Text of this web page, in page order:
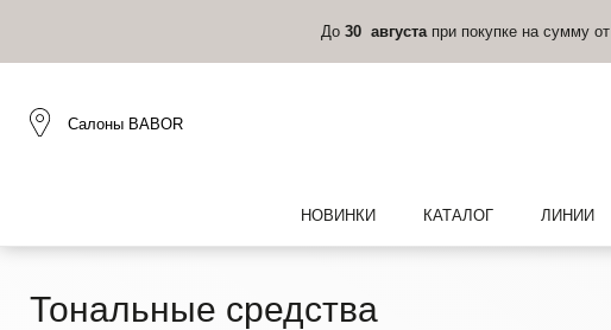
До 30 августа при покупке на сумму от
Салоны BABOR
НОВИНКИ КАТАЛОГ ЛИНИИ
Тональные средства